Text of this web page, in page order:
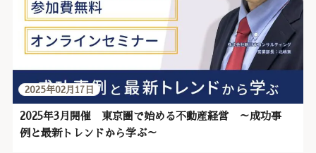
2025年3月開催 東京圏で始める不動産経営 ～成功事
例と最新トレンドから学ぶ～
2025年02月17日